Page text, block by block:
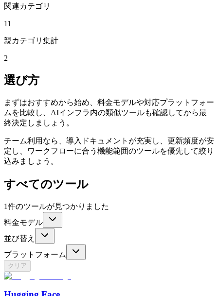
関連カテゴリ
11
親カテゴリ集計
2
選び方
まずはおすすめから始め、料金モデルや対応プラットフォー
ムを比較し、AIインフラ内の類似ツールも確認してから最
終決定しましょう。
チーム利用なら、導入ドキュメントが充実し、更新頻度が安
定し、ワークフローに合う機能範囲のツールを優先して絞り
込みましょう。
すべてのツール
1件のツールが見つかりました
料金モデル
並び替え
プラットフォーム
クリア